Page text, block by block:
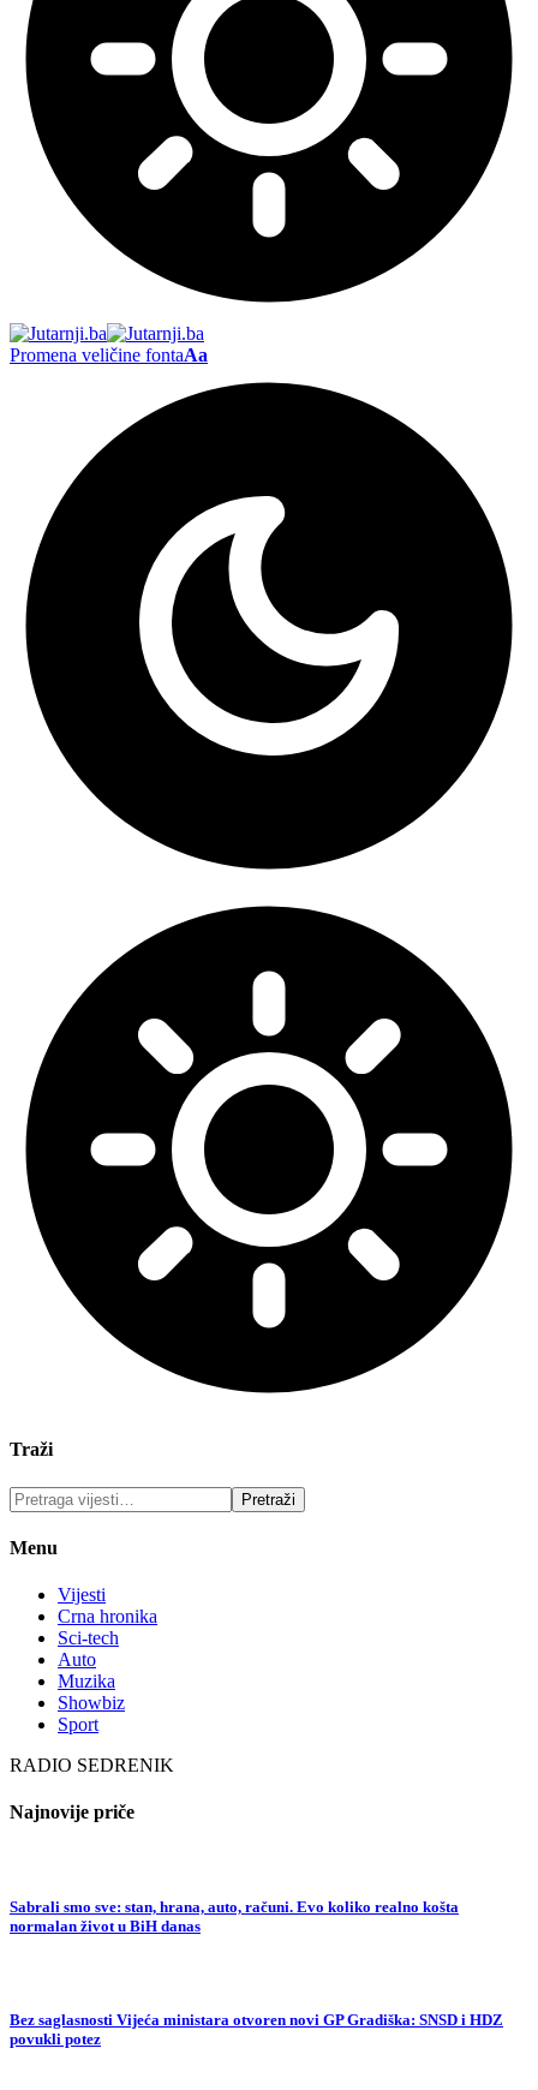
Promena veličine fontaAa
Traži
Menu
Vijesti
Crna hronika
Sci-tech
Auto
Muzika
Showbiz
Sport
RADIO SEDRENIK
Najnovije priče
Sabrali smo sve: stan, hrana, auto, računi. Evo koliko realno košta
normalan život u BiH danas
Bez saglasnosti Vijeća ministara otvoren novi GP Gradiška: SNSD i HDZ
povukli potez